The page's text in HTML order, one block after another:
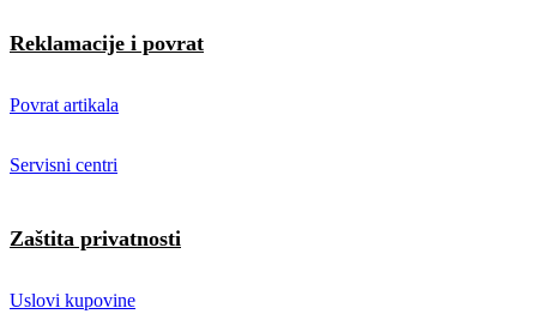
Reklamacije i povrat
Povrat artikala
Servisni centri
Zaštita privatnosti
Uslovi kupovine